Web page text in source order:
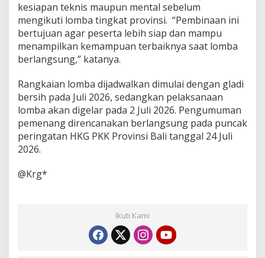
kesiapan teknis maupun mental sebelum
mengikuti lomba tingkat provinsi. “Pembinaan ini
bertujuan agar peserta lebih siap dan mampu
menampilkan kemampuan terbaiknya saat lomba
berlangsung,” katanya.
Rangkaian lomba dijadwalkan dimulai dengan gladi
bersih pada Juli 2026, sedangkan pelaksanaan
lomba akan digelar pada 2 Juli 2026. Pengumuman
pemenang direncanakan berlangsung pada puncak
peringatan HKG PKK Provinsi Bali tanggal 24 Juli
2026.
@Krg*
Ikuti Kami